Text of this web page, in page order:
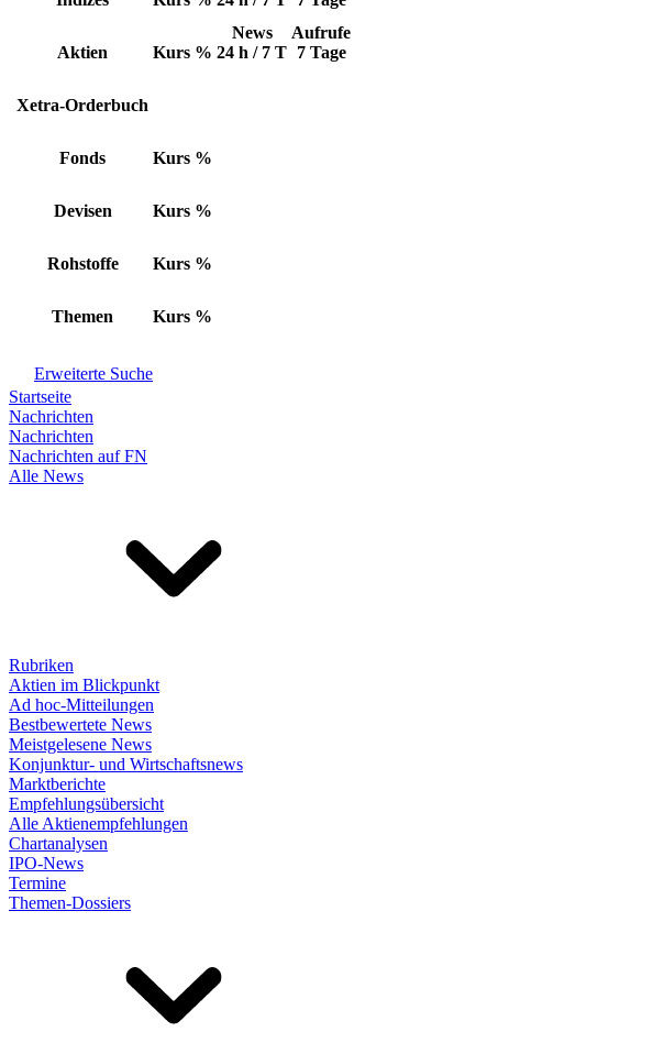
Aktien Kurs %
News
24 h / 7 T
Aufrufe
7 Tage
Xetra-Orderbuch
Fonds Kurs %
Devisen Kurs %
Rohstoffe Kurs %
Themen Kurs %
Erweiterte Suche
Startseite
Nachrichten
Nachrichten
Nachrichten auf FN
Alle News
Rubriken
Aktien im Blickpunkt
Ad hoc-Mitteilungen
Bestbewertete News
Meistgelesene News
Konjunktur- und Wirtschaftsnews
Marktberichte
Empfehlungsübersicht
Alle Aktienempfehlungen
Chartanalysen
IPO-News
Termine
Themen-Dossiers